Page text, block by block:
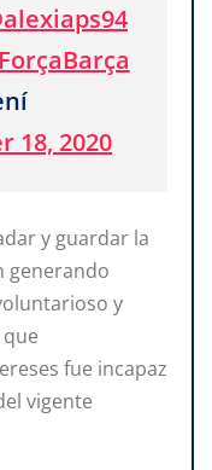
18, 2020
y guardar la
generando
y
fue incapaz
vigente